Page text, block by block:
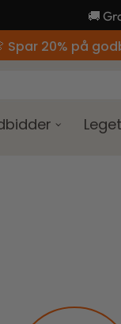
🚚
Spar 20% på